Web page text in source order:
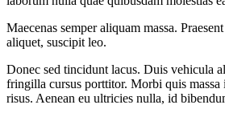
Maecenas semper aliquam massa.
aliquet, suscipit leo.
Donec sed tincidunt lacus. Duis vehicula
fringilla cursus porttitor. Morbi quis
risus. Aenean eu ultricies nulla, id